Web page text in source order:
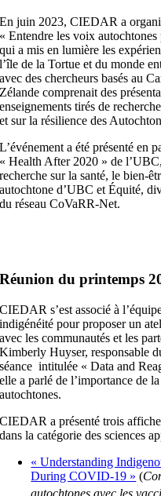
En juin 2023, CIEDAR a
« Entendre les voix
qui a mis en lumière les
l’île de la Tortue et du monde
avec des chercheurs basés au
Zélande comprenait des
enseignements tirés de
et sur la résilience des
L’événement a été présenté en
« Health After 2020 » de
recherche sur la santé, le bien-
autochtone d’UBC et Équité,
du réseau CoVaRR-Net.
Réunion du printemps
CIEDAR s’est associé à
indigénéité pour proposer un
avec les communautés et les
Kimberly Huyser, responsable
séance intitulée « Data and
elle a parlé de l’importance de
autochtones.
CIEDAR a présenté trois
dans la catégorie des sciences
« Understanding
During COVID-19 » (